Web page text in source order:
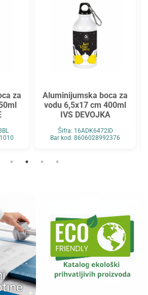
za
Aluminijumska boca za
vodu 6,5x17 cm 400ml
IVS DEVOJKA
Šifra: 16ADK6472ID
Bar kod: 8606028992376